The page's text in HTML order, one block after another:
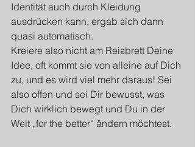
Identität auch durch Kleidung
ausdrücken kann, ergab sich dann
quasi automatisch.
Kreiere also nicht am Reisbrett Deine
Idee, oft kommt sie von alleine auf Dich
zu, und es wird viel mehr daraus! Sei
also offen und sei Dir bewusst, was
Dich wirklich bewegt und Du in der
Welt „for the better“ ändern möchtest.